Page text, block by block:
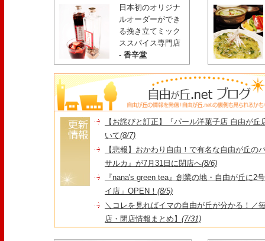
日本初のオリジナ
ルオーダーができ
る挽き立てミック
ススパイス専門店
- 香辛堂
【お詫びと訂正】『パール洋菓子店 自由が
いて(8/7)
【悲報】おかわり自由！で有名な自由が丘の
サルカ』が7月31日に閉店へ(8/6)
『nana's green tea』創業の地・自由が丘に2
イ店」OPEN！ (8/5)
＼コレを見ればイマの自由が丘が分かる！／
店・閉店情報まとめ】 (7/31)